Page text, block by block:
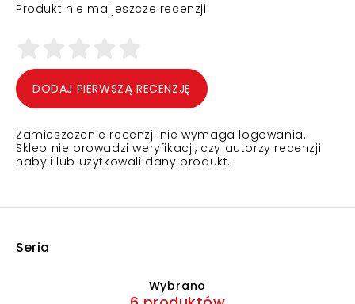
Produkt nie ma jeszcze recenzji.
DODAJ PIERWSZĄ RECENZJĘ
Zamieszczenie recenzji nie wymaga logowania.
Sklep nie prowadzi weryfikacji, czy autorzy recenzji
nabyli lub użytkowali dany produkt.
Seria
Wybrano